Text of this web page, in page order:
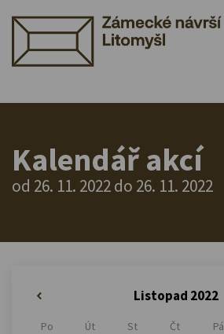
Kalendář akcí
od 26. 11. 2022 do 26. 11. 2022
Listopad 2022
Po Út St Čt Pá